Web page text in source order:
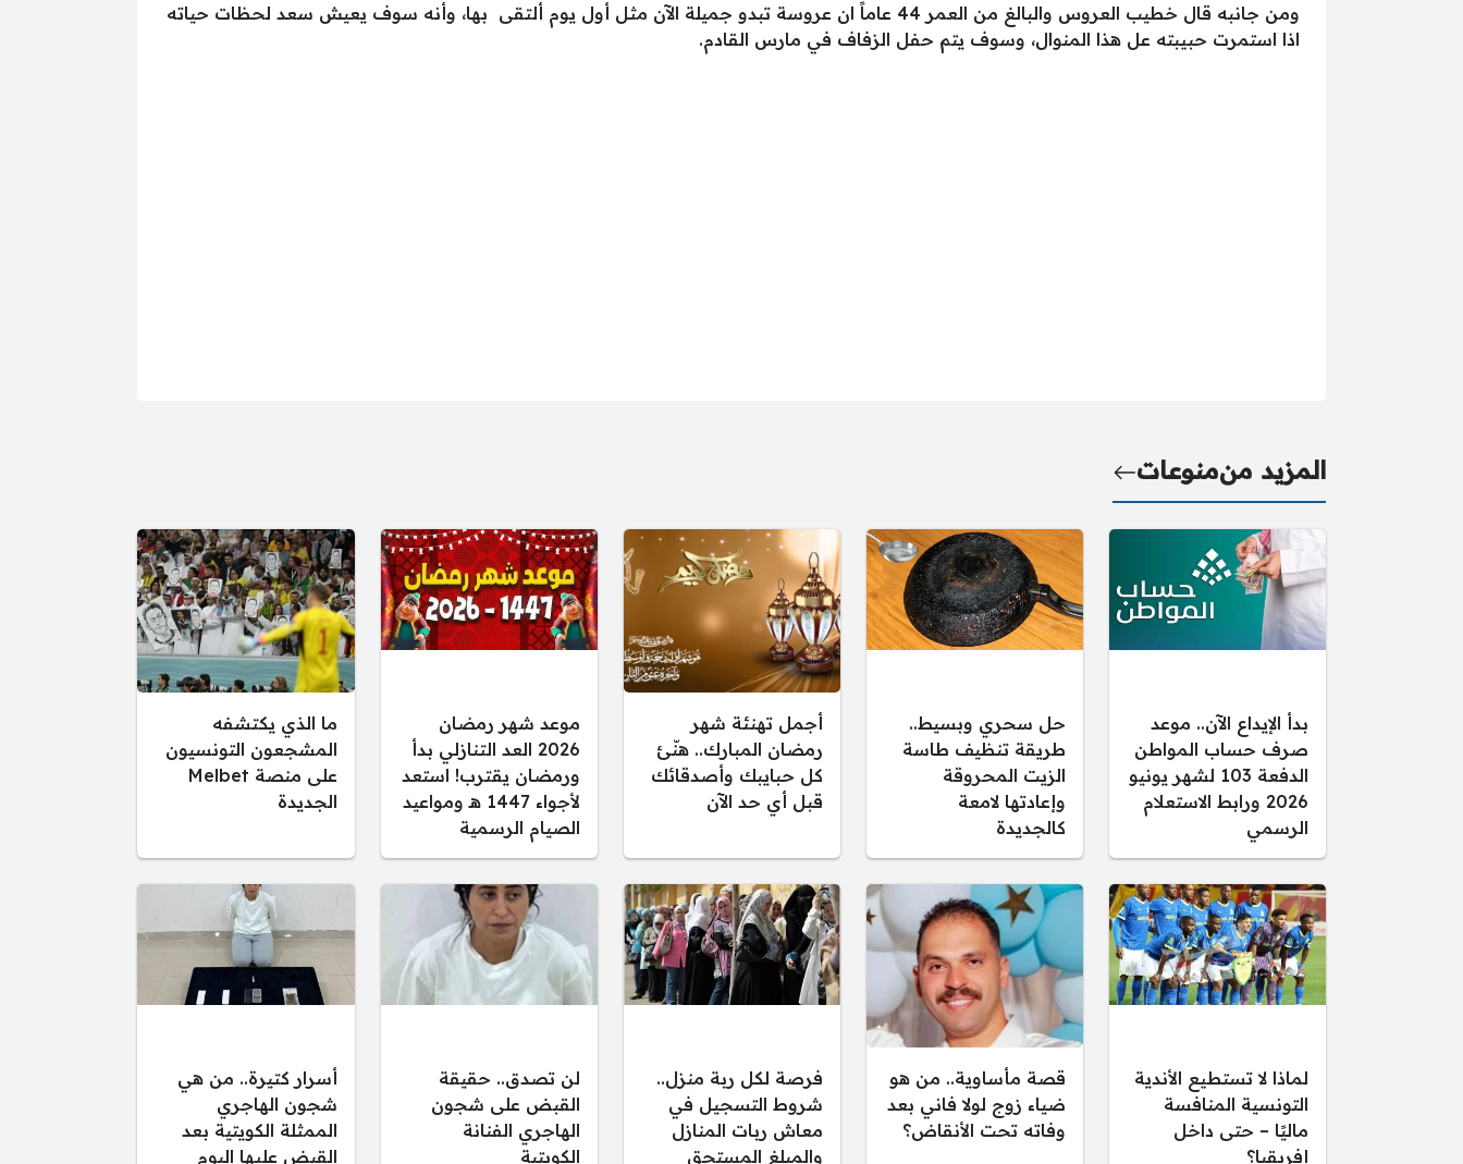
ومن جانبه قال خطيب العروس والبالغ من العمر 44 عاماً ان عروسة تبدو جميلة الآن مثل أول يوم ألتقى بها، وأنه سوف يعيش سعد لحظات حياته
اذا استمرت حبيبته عل هذا المنوال، وسوف يتم حفل الزفاف في مارس القادم.
المزيد منمنوعات
بدأ الإيداع الآن.. موعد
صرف حساب المواطن
الدفعة 103 لشهر يونيو
2026 ورابط الاستعلام
الرسمي
حل سحري وبسيط..
طريقة تنظيف طاسة
الزيت المحروقة
وإعادتها لامعة
كالجديدة
أجمل تهنئة شهر
رمضان المبارك.. هنّئ
كل حبايبك وأصدقائك
قبل أي حد الآن
موعد شهر رمضان
2026 العد التنازلي بدأ
ورمضان يقترب! استعد
لأجواء 1447 هـ ومواعيد
الصيام الرسمية
ما الذي يكتشفه
المشجعون التونسيون
على منصة Melbet
الجديدة
لماذا لا تستطيع الأندية
التونسية المنافسة
ماليًا – حتى داخل
إفريقيا؟
قصة مأساوية.. من هو
ضياء زوج لولا فاني بعد
وفاته تحت الأنقاض؟
فرصة لكل ربة منزل..
شروط التسجيل في
معاش ربات المنازل
والمبلغ المستحق
لن تصدق.. حقيقة
القبض على شجون
الهاجري الفنانة
الكويتية
أسرار كتيرة.. من هي
شجون الهاجري
الممثلة الكويتية بعد
القبض عليها اليوم